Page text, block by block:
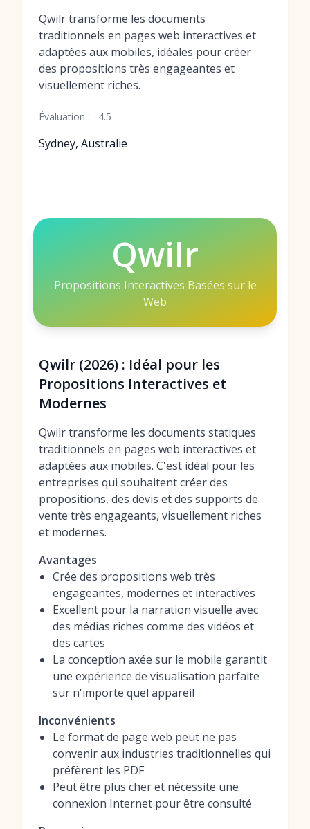
Qwilr transforme les documents
traditionnels en pages web interactives et
adaptées aux mobiles, idéales pour créer
des propositions très engageantes et
visuellement riches.
Évaluation : 4.5
Sydney, Australie
Qwilr
Propositions Interactives Basées sur le
Web
Qwilr (2026) : Idéal pour les
Propositions Interactives et
Modernes
Qwilr transforme les documents statiques
traditionnels en pages web interactives et
adaptées aux mobiles. C'est idéal pour les
entreprises qui souhaitent créer des
propositions, des devis et des supports de
vente très engageants, visuellement riches
et modernes.
Avantages
Crée des propositions web très
engageantes, modernes et interactives
Excellent pour la narration visuelle avec
des médias riches comme des vidéos et
des cartes
La conception axée sur le mobile garantit
une expérience de visualisation parfaite
sur n'importe quel appareil
Inconvénients
Le format de page web peut ne pas
convenir aux industries traditionnelles qui
préfèrent les PDF
Peut être plus cher et nécessite une
connexion Internet pour être consulté